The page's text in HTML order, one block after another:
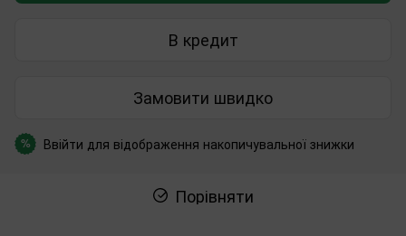
В кредит
Замовити швидко
% Ввійти для відображення накопичувальної знижки
Порівняти